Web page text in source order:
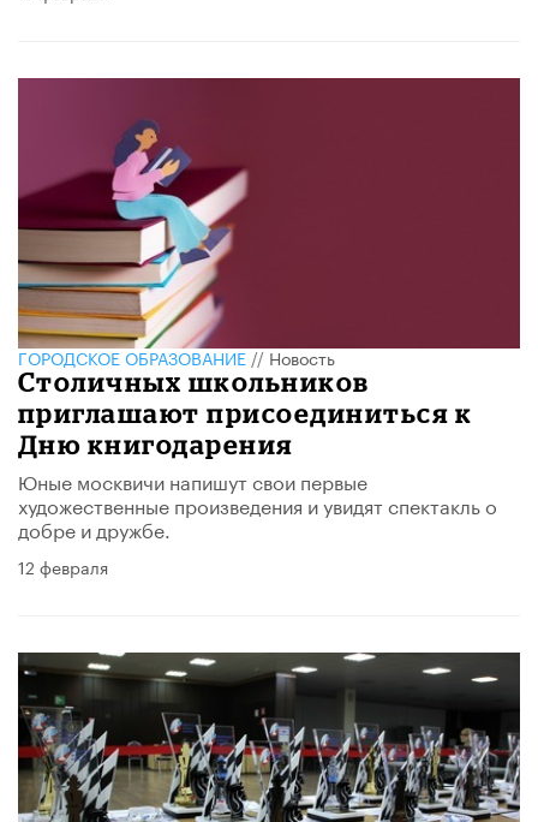
ГОРОДСКОЕ ОБРАЗОВАНИЕ//Новость
Столичных школьников
приглашают присоединиться к
Дню книгодарения
Юные москвичи напишут свои первые
художественные произведения и увидят спектакль о
добре и дружбе.
12 февраля